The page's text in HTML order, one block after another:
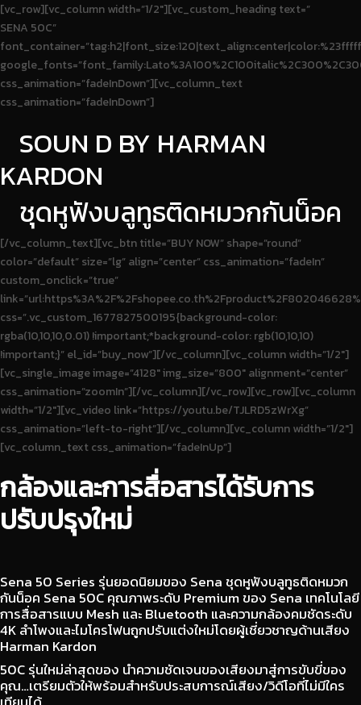
[vc_row][vc_column width=”1/2″][vc_custom_heading text=”
SENA 50C”
css_animation=”fadeInDown”][vc_column_text
css_animation=”fadeInDown”]
SOUN D BY HARMAN
KARDON
ชุดหูฟังบลูทูธติดหมวกกันน็อค
[/vc_column_text][vc_btn title=”BUY NOW” shape=”round”
color=”default” size=”lg” align=”center” css_animation=”fadeIn”
custom_onclick=”true”
css=”.vc_custom_1677827500195{background-color:
rgba(10,10,10,0.01) !important;*background-color: rgb(10,10,10)
!important;}” el_id=”buy_now”][/vc_column][vc_column width=”1/2″]
[vc_single_image image=”4128″ img_size=”800″ alignment=”center”
css_animation=”zoomIn”][/vc_column][/vc_row][vc_row][vc_column
width=”1/2″][vc_video link=”https://youtu.be/TJLRD5zWrXg”
css_animation=”left-to-right”][/vc_column][vc_column width=”1/2″]
[vc_column_text css_animation=”fadeInUp”]
กล้องและการสื่อสารได้รับการ
ปรับปรุงใหม่
Sena 50 Series รุ่นยอดนิยมของ Sena ชุดหูฟังบลูทูธติดหมวก
กันน็อค Sena 50C คุณภาพระดับ Premium ของ Sena เทคโนโลยี
การสื่อสารแบบ Mesh และ Bluetooth และความกล้องคมชัดระดับ
4K ลำโพงและไมโครโฟนถูกปรับแต่งใหม่โดยผู้เชี่ยวชาญด้านเสียง
Harman Kardon
50C รุ่นใหม่ล่าสุดของ นำความชัดเจนของเสียงมาสู่การขับขี่ของ
คุณ…เตรียมตัวให้พร้อมสำหรับประสบการณ์เสียง/วิดีโอที่ไม่มีใคร